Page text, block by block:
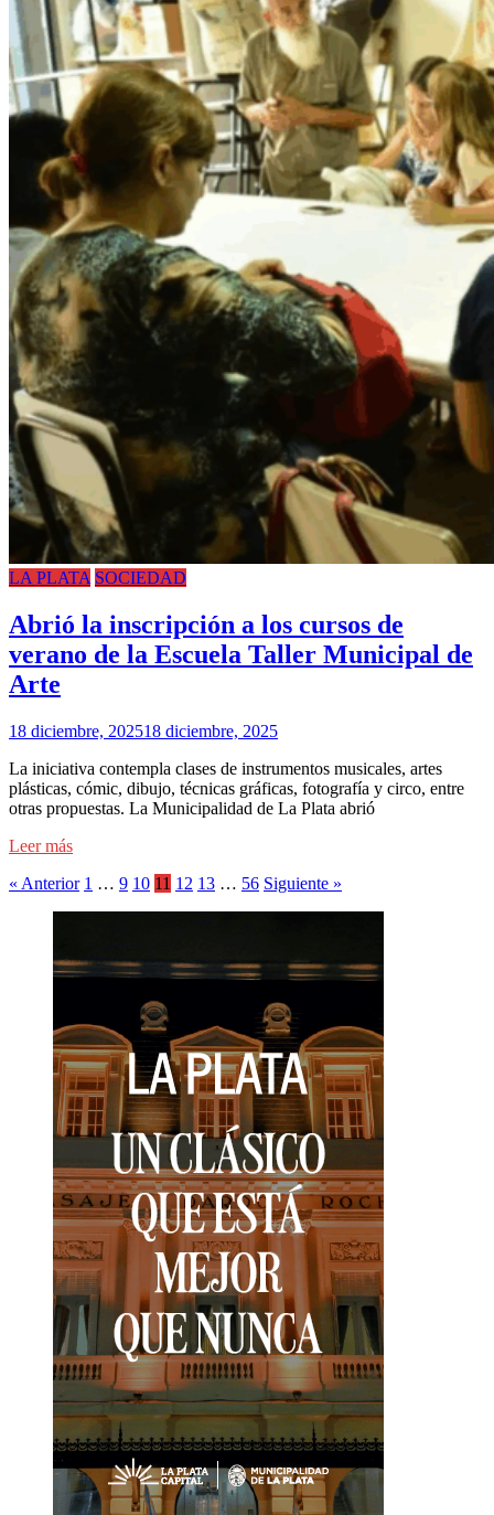
LA PLATA SOCIEDAD
Abrió la inscripción a los cursos de
verano de la Escuela Taller Municipal de
Arte
18 diciembre, 202518 diciembre, 2025
La iniciativa contempla clases de instrumentos musicales, artes
plásticas, cómic, dibujo, técnicas gráficas, fotografía y circo, entre
otras propuestas. La Municipalidad de La Plata abrió
Leer más
« Anterior 1 … 9 10 11 12 13 … 56 Siguiente »